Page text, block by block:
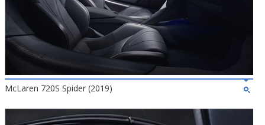
McLaren 720S Spider (2019)